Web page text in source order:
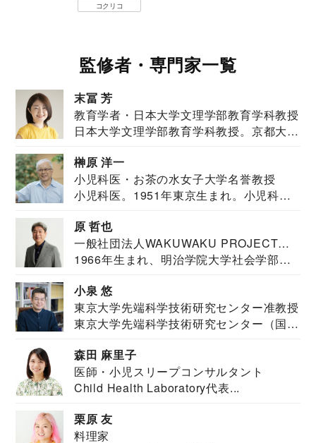
コクリコ
監修者・専門家一覧
末冨 芳
教育学者・日本大学文理学部教育学科教授
日本大学文理学部教育学科教授。京都大学
榊原 洋一
小児科医・お茶の水女子大学名誉教授
小児科医。1951年東京生まれ。小児科
原 哲也
一般社団法人WAKUWAKU PROJECT
JAPAN代表・言語聴覚士・社会福祉士
1966年生まれ、明治学院大学社会学部福
小泉 悠
東京大学先端科学技術研究センター准教授
東京大学先端科学技術研究センター（国際
森田 麻里子
医師・小児スリープコンサルタント
Child Health Laboratory代表...
栗原 友
料理家